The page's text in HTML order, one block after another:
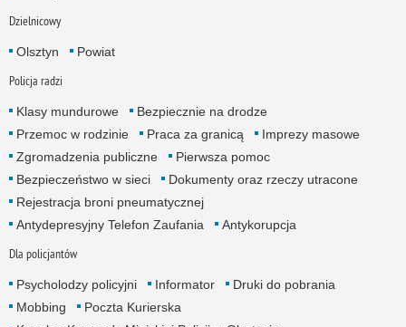
Dzielnicowy
Olsztyn Powiat
Policja radzi
Klasy mundurowe
Bezpiecznie na drodze
Przemoc w rodzinie
Praca za granicą
Imprezy masowe
Zgromadzenia publiczne
Pierwsza pomoc
Bezpieczeństwo w sieci
Dokumenty oraz rzeczy utracone
Rejestracja broni pneumatycznej
Antydepresyjny Telefon Zaufania
Antykorupcja
Dla policjantów
Psycholodzy policyjni Informator
Druki do pobrania
Mobbing
Poczta Kurierska